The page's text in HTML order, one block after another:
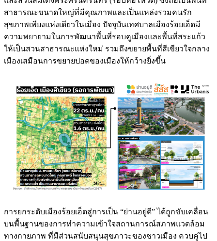
สาธารณะขนาดใหญ่ที่มีคุณภาพและเป็นแหล่งรวมคนรัก
สุขภาพเพียงแห่งเดียวในเมือง ปัจจุบันเทศบาลเมืองร้อยเอ็ดมี
ความพยายามในการพัฒนาพื้นที่รอบคูเมืองและพื้นที่สระแก้ว
ให้เป็นสวนสาธารณะแห่งใหม่ รวมถึงขยายพื้นที่สีเขียวใจกลาง
เมืองเสมือนการขยายปอดของเมืองให้กว้างยิ่งขึ้น
การยกระดับเมืองร้อยเอ็ดสู่การเป็น “ย่านอยู่ดี” ได้ถูกขับเคลื่อน
บนพื้นฐานของการทำความเข้าใจสถานการณ์สภาพแวดล้อม
ทางกายภาพ ที่มีส่วนสนับสนุนสุขภาวะของชาวเมือง ควบคู่ไป